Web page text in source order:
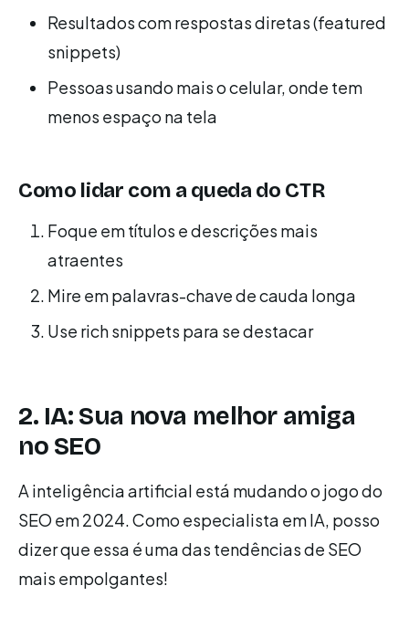
Resultados com respostas diretas (featured
snippets)
Pessoas usando mais o celular, onde tem
menos espaço na tela
Como lidar com a queda do CTR
Foque em títulos e descrições mais
atraentes
Mire em palavras-chave de cauda longa
Use rich snippets para se destacar
2. IA: Sua nova melhor amiga
no SEO
A inteligência artificial está mudando o jogo do
SEO em 2024. Como especialista em IA, posso
dizer que essa é uma das tendências de SEO
mais empolgantes!